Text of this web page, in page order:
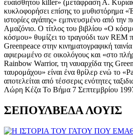
ευαίσθητου killer» (μετάφραση Α.
κυκλοφορήσει επίσης το μυθιστόρημα
ιστορίες αγάπης» εμπνευσμένο από την
Αμαζόνιο. Ο τίτλος του βιβλίου «Ο
κόσμου» θυμίζει το τραγούδι των RΕΜ
Greenpeace στην κινηματογραφική ταινία
αφιερωμένο σε οικολόγους και «στο
Rainbow Warrior, τη ναυαρχίδα της
ταυρομάχου» είναι ένα θρίλερ ενώ το
αποτελείται από τέσσερις ενότητες
Λώρη Κέζα Το Βήμα 7 Σεπτεμβρίου
ΣΕΠΟΥΛΒΕΔΑ ΛΟΥΙΣ